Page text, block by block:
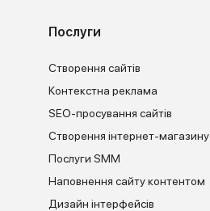
Послуги
Створення сайтів
Контекстна реклама
SEO-просування сайтів
Створення інтернет-магазину
Послуги SMM
Наповнення сайту контентом
Дизайн інтерфейсів